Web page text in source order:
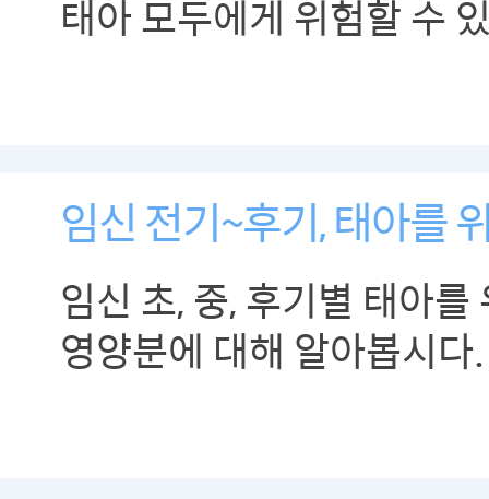
태아 모두에게 위험할 수
임신 전기~후기, 태아를
임신 초, 중, 후기별 태아를
영양분에 대해 알아봅시다.